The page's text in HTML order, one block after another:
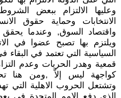
وعليها الالتزام ببعض
الانتخابات وحماية حقوق
واقتصاد السوق, وعندما يحقق
ويلتزم بها تصبح عضوا في
السياسية التي تعتمد في
قمعية وهدر الحريات وعدم
كواجهة ليس إلاّ ,ومن هنا
وتشتعل الحروب الاهلية التي